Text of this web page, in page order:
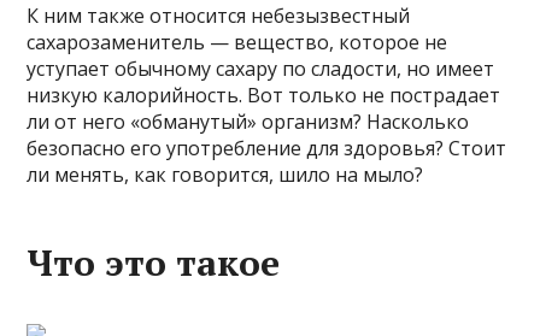
К ним также относится небезызвестный
сахарозаменитель — вещество, которое не
уступает обычному сахару по сладости, но имеет
низкую калорийность. Вот только не пострадает
ли от него «обманутый» организм? Насколько
безопасно его употребление для здоровья? Стоит
ли менять, как говорится, шило на мыло?
Что это такое